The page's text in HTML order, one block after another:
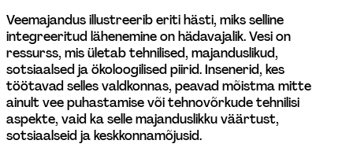
Veemajandus illustreerib eriti hästi, miks selline
integreeritud lähenemine on hädavajalik. Vesi on
ressurss, mis ületab tehnilised, majanduslikud,
sotsiaalsed ja ökoloogilised piirid. Insenerid, kes
töötavad selles valdkonnas, peavad mõistma mitte
ainult vee puhastamise või tehnovõrkude tehnilisi
aspekte, vaid ka selle majanduslikku väärtust,
sotsiaalseid ja keskkonnamõjusid.